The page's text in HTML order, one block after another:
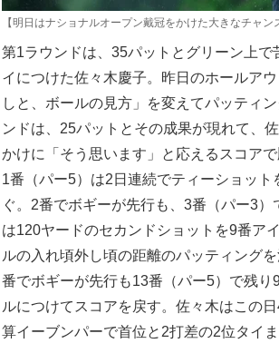
【明日はナショナルオープン戴冠をかけた大きなチャン
第1ラウンドは、35パットとグリーン上
イにつけた佐々木慶子。昨日のホールア
しと、ボールの見方」を変えてパッティ
ンドは、25パットとその成果が現れて、
かけに「そう思います」と応えるスコアで
1番（パー5）は2日連続でティーショッ
ぐ。2番でボギーが先行も、3番（パー3
は120ヤードのセカンドショットを9番ア
ルの入れ頃外し頃の距離のパッティング
番でボギーが先行も13番（パー5）で残
ルにつけてスコアを戻す。佐々木はこの
算イーブンパーで首位と2打差の2位タイ